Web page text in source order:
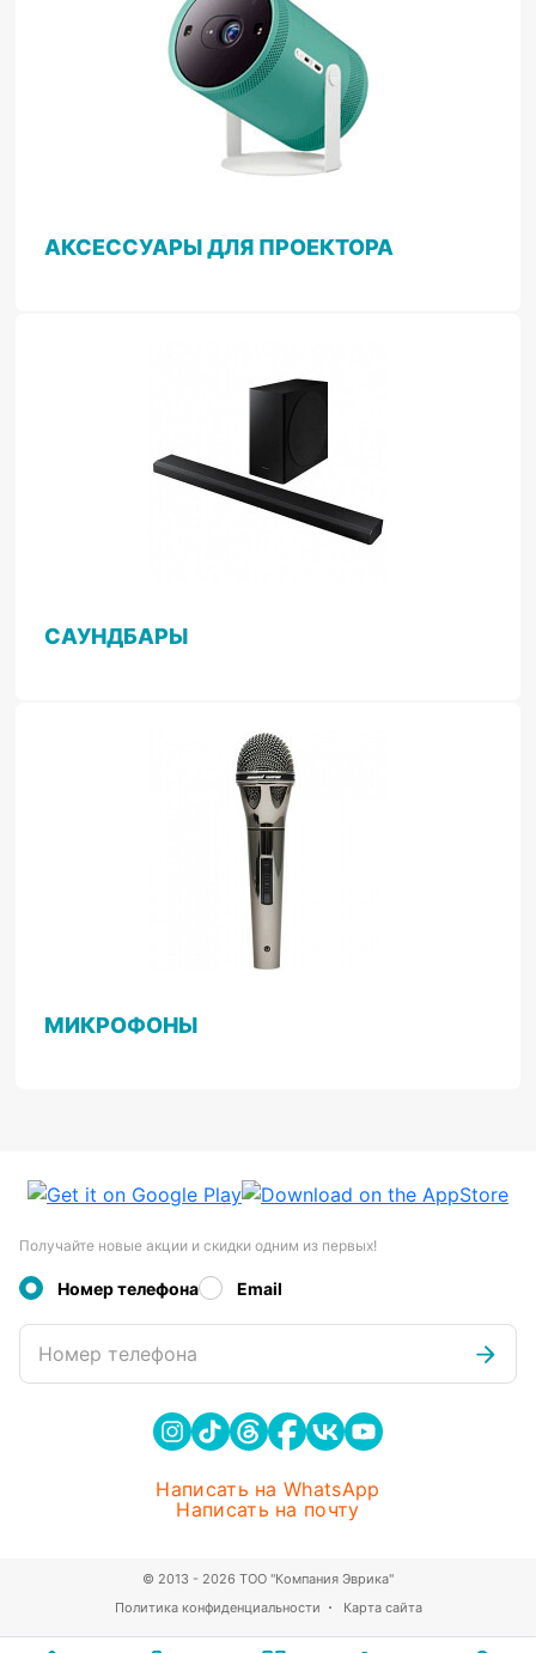
АКСЕССУАРЫ ДЛЯ ПРОЕКТОРА
САУНДБАРЫ
МИКРОФОНЫ
Получайте новые акции и скидки одним из первых!
Номер телефона Email
Номер телефона
Написать на WhatsApp
Написать на почту
Политика конфиденциальности Карта сайта
© 2013 - 2026 ТОО "Компания Эврика"